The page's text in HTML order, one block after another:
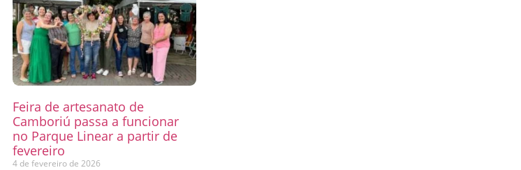
Feira de artesanato de
Camboriú passa a funcionar
no Parque Linear a partir de
fevereiro
4 de fevereiro de 2026